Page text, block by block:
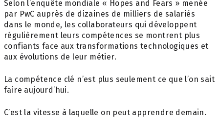
Selon l’enquête mondiale « Hopes and Fears » menée
par PwC auprès de dizaines de milliers de salariés
dans le monde, les collaborateurs qui développent
régulièrement leurs compétences se montrent plus
confiants face aux transformations technologiques et
aux évolutions de leur métier.
La compétence clé n’est plus seulement ce que l’on sait
faire aujourd’hui.
C’est la vitesse à laquelle on peut apprendre demain.